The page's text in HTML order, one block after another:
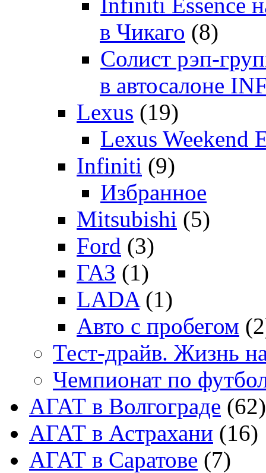
в Чикаго (8)
Солист рэп-
в автосалоне
Lexus (19)
Lexus Weekend
Infiniti (9)
Избранное
Mitsubishi (5)
Ford (3)
ГАЗ (1)
LADA (1)
Авто с пробегом
Тест-драйв. Жизнь
Чемпионат по
АГАТ в Волгограде (62)
АГАТ в Астрахани (16)
АГАТ в Саратове (7)